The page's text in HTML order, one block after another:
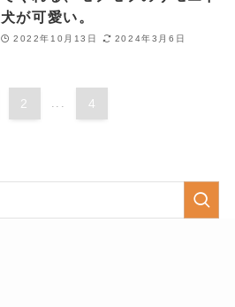
犬が可愛い。
2022年10月13日 2024年3月6日
2 4